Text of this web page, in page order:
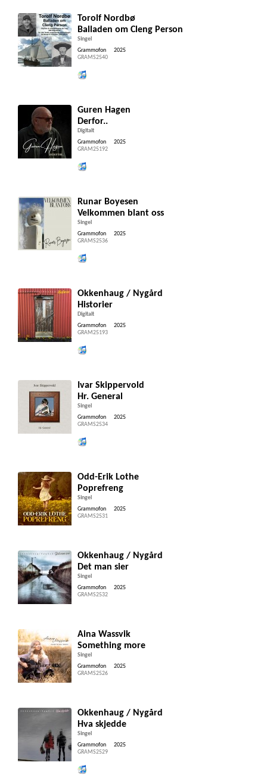
Torolf Nordbø
Balladen om Cleng Person
Singel
Grammofon
GRAMS2540
2025
Guren Hagen
Derfor..
Digitalt
Grammofon
GRAM25192
2025
Runar Boyesen
Velkommen blant oss
Singel
Grammofon
GRAMS2536
2025
Okkenhaug / Nygård
Historier
Digitalt
Grammofon
GRAM25193
2025
Ivar Skippervold
Hr. General
Singel
Grammofon
GRAMS2534
2025
Odd-Erik Lothe
Poprefreng
Singel
Grammofon
GRAMS2531
2025
Okkenhaug / Nygård
Det man sier
Singel
Grammofon
GRAMS2532
2025
Aina Wassvik
Something more
Singel
Grammofon
GRAMS2526
2025
Okkenhaug / Nygård
Hva skjedde
Singel
Grammofon
GRAMS2529
2025